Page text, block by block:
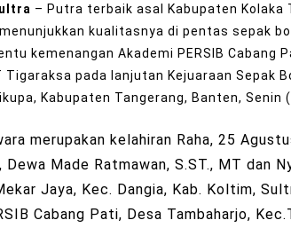
– Putra terbaik asal Kabupaten Kolaka
kualitasnya di pentas sepak
kemenangan Akademi PERSIB Cabang
pada lanjutan Kejuaraan Sepak
Kabupaten Tangerang, Banten, Senin
merupakan kelahiran Raha, 25
Made Ratmawan, S.ST., MT dan
Jaya, Kec. Dangia, Kab. Koltim,
Cabang Pati, Desa Tambaharjo,